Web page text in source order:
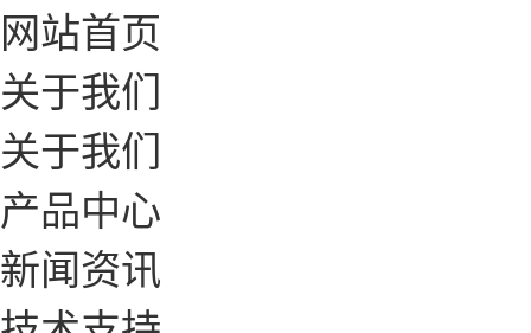
网站首页
关于我们
关于我们
产品中心
新闻资讯